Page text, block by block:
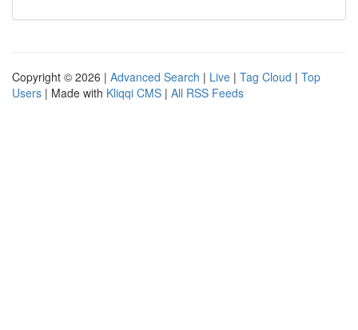
Copyright © 2026 | Advanced Search | Live | Tag Cloud | Top
Users | Made with Kliqqi CMS | All RSS Feeds